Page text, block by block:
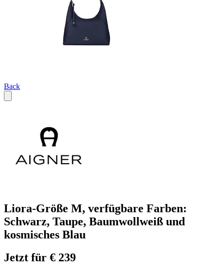
Back
Liora-Größe M, verfügbare Farben:
Schwarz, Taupe, Baumwollweiß und
kosmisches Blau
Jetzt für € 239